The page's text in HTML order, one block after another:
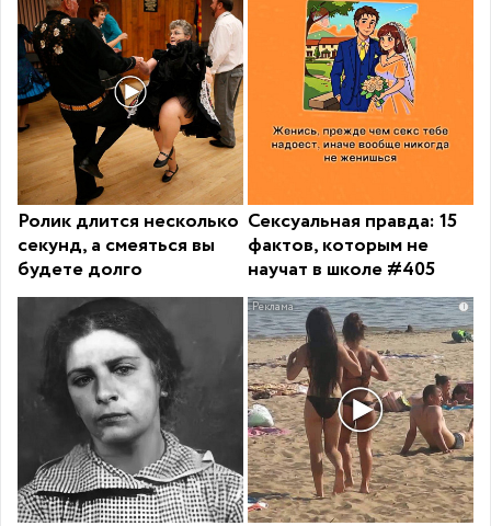
Ролик длится несколько
секунд, а смеяться вы
будете долго
Сексуальная правда: 15
фактов, которым не
научат в школе #405
i